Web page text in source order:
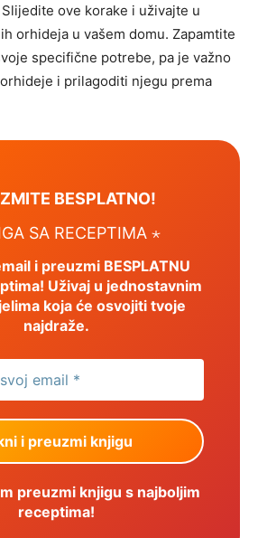
ove korake i uživajte u
orhideja u vašem domu. Zapamtite
specifične potrebe, pa je važno
i prilagoditi njegu prema
BESPLATNO!
SA RECEPTIMA ⋆
i preuzmi BESPLATNU
Uživaj u jednostavnim
koja će osvojiti tvoje
najdraže.
preuzmi knjigu s najboljim
receptima!